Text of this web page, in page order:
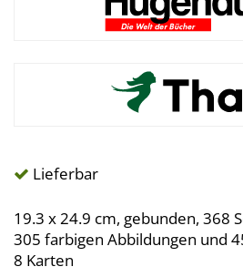
Lieferbar
19.3 x 24.9 cm, gebunden, 368
305 farbigen Abbildungen und
8 Karten